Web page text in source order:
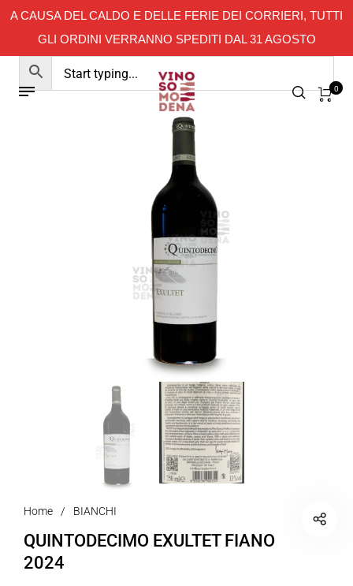
A CAUSA DEL CALDO E DELLE FERIE DEI CORRIERI, TUTTI
GLI ORDINI VERRANNO SPEDITI DAL 31 AGOSTO
0
Home / BIANCHI
QUINTODECIMO EXULTET FIANO
2024